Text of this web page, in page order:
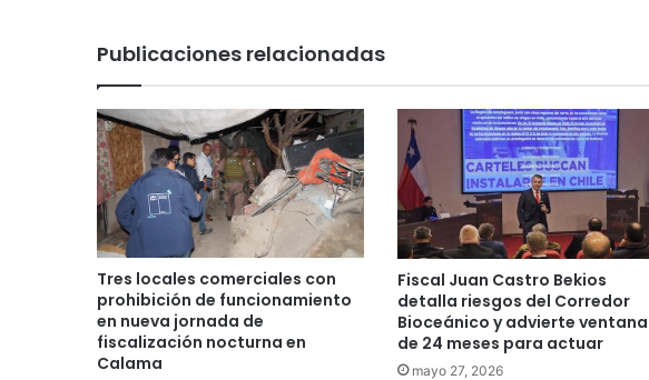
Publicaciones relacionadas
Tres locales comerciales con
prohibición de funcionamiento
en nueva jornada de
fiscalización nocturna en
Calama
Fiscal Juan Castro Bekios
detalla riesgos del Corredor
Bioceánico y advierte ventana
de 24 meses para actuar
mayo 27, 2026